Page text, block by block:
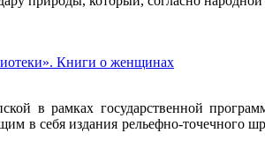
Книги о женщинах
в рамках государственной
в себя издания рельефно-точечного